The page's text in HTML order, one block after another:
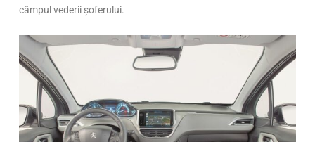
câmpul vederii șoferului.